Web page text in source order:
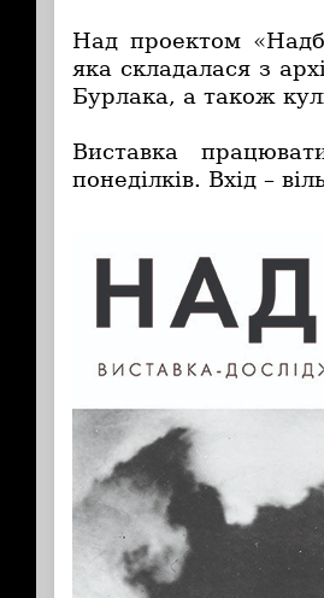
Над проектом
яка складалася з
Бурлака, а також
Виставка
понеділків. Вхід –